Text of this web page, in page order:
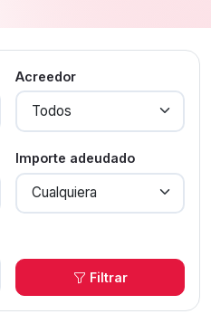
Acreedor
Importe adeudado
Filtrar